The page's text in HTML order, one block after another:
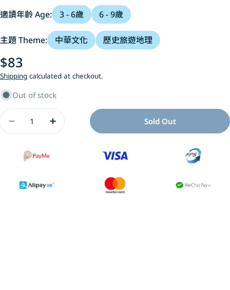
適讀年齡 Age: 3 - 6歲 6 - 9歲
主題 Theme: 中華文化 歷史旅遊地理
Regular
price
$83
Shipping calculated at checkout.
Out of stock
Decrease Quantity For 童年印象‧傳統節日：清明節
Increase Quantity For 童年印象‧傳統節
Sold Out